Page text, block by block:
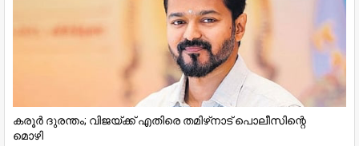
കരൂര്‍ ദുരന്തം; വിജയ്ക്ക് എതിരെ തമിഴ്‌നാട് പൊലീസിന്റെ
മൊഴി